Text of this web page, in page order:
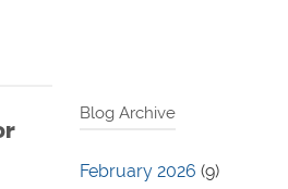
Blog Archive
February 2026 (9)